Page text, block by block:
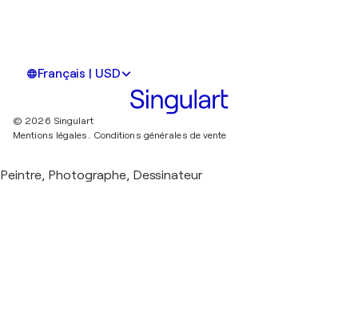
Français | USD
© 2026 Singulart
Mentions légales.
Conditions générales de vente
Peintre, Photographe, Dessinateur